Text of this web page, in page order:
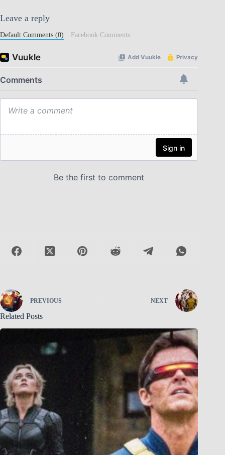
Leave a reply
Default Comments (0) Facebook Comments
PREVIOUS NEXT
Related Posts